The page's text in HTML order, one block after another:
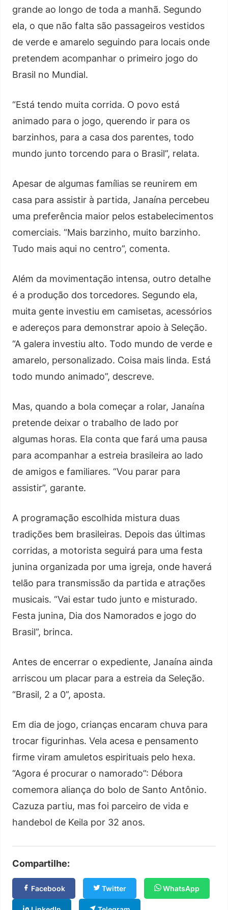
grande ao longo de toda a manhã. Segundo
ela, o que não falta são passageiros vestidos
de verde e amarelo seguindo para locais onde
pretendem acompanhar o primeiro jogo do
Brasil no Mundial.
“Está tendo muita corrida. O povo está
animado para o jogo, querendo ir para os
barzinhos, para a casa dos parentes, todo
mundo junto torcendo para o Brasil”, relata.
Apesar de algumas famílias se reunirem em
casa para assistir à partida, Janaína percebeu
uma preferência maior pelos estabelecimentos
comerciais. “Mais barzinho, muito barzinho.
Tudo mais aqui no centro”, comenta.
Além da movimentação intensa, outro detalhe
é a produção dos torcedores. Segundo ela,
muita gente investiu em camisetas, acessórios
e adereços para demonstrar apoio à Seleção.
“A galera investiu alto. Todo mundo de verde e
amarelo, personalizado. Coisa mais linda. Está
todo mundo animado”, descreve.
Mas, quando a bola começar a rolar, Janaína
pretende deixar o trabalho de lado por
algumas horas. Ela conta que fará uma pausa
para acompanhar a estreia brasileira ao lado
de amigos e familiares. “Vou parar para
assistir”, garante.
A programação escolhida mistura duas
tradições bem brasileiras. Depois das últimas
corridas, a motorista seguirá para uma festa
junina organizada por uma igreja, onde haverá
telão para transmissão da partida e atrações
musicais. “Vai estar tudo junto e misturado.
Festa junina, Dia dos Namorados e jogo do
Brasil”, brinca.
Antes de encerrar o expediente, Janaína ainda
arriscou um placar para a estreia da Seleção.
“Brasil, 2 a 0”, aposta.
Em dia de jogo, crianças encaram chuva para
trocar figurinhas. Vela acesa e pensamento
firme viram amuletos espirituais pelo hexa.
“Agora é procurar o namorado”: Débora
comemora aliança do bolo de Santo Antônio.
Cazuza partiu, mas foi parceiro de vida e
handebol de Keila por 32 anos.
Compartilhe:
Facebook Twitter WhatsApp